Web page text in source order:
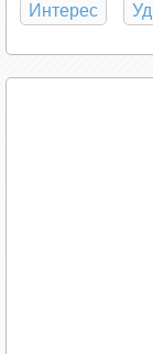
Более
серотонина
Интерес